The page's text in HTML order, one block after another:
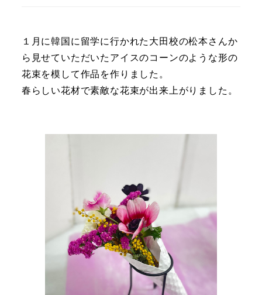
１月に韓国に留学に行かれた大田校の松本さんか
ら見せていただいたアイスのコーンのような形の
花束を模して作品を作りました。
春らしい花材で素敵な花束が出来上がりました。